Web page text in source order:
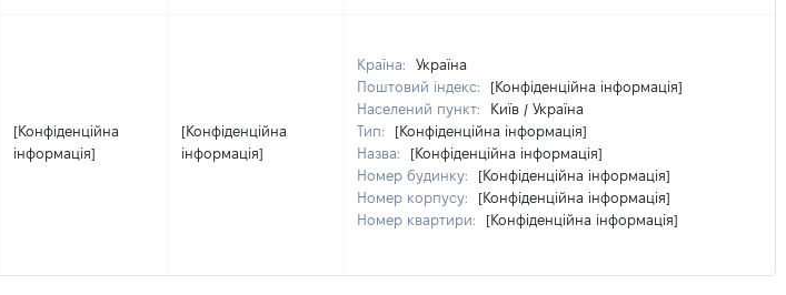
[Конфіденційна
інформація]
[Конфіденційна
інформація]
Країна:
Україна
Поштовий індекс:
[Конфіденційна інформація]
Населений пункт:
Київ / Україна
Тип:
[Конфіденційна інформація]
Назва:
[Конфіденційна інформація]
Номер будинку:
[Конфіденційна інформація]
Номер корпусу:
[Конфіденційна інформація]
Номер квартири:
[Конфіденційна інформація]